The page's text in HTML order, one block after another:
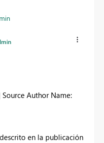
Source Author Name:
en la publicación